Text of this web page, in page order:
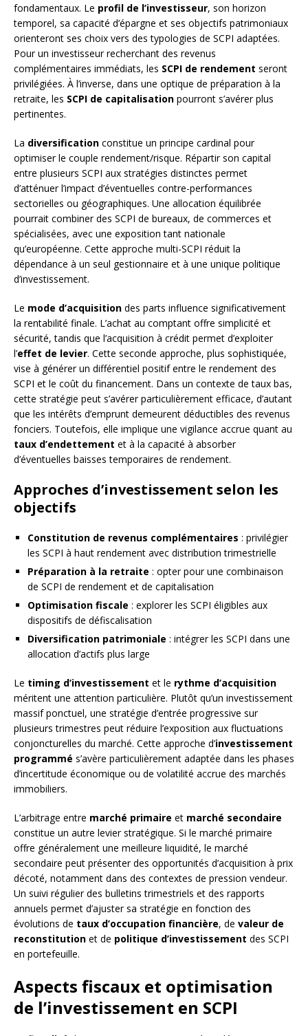
fondamentaux. Le profil de l’investisseur, son horizon
temporel, sa capacité d’épargne et ses objectifs patrimoniaux
orienteront ses choix vers des typologies de SCPI adaptées.
Pour un investisseur recherchant des revenus
complémentaires immédiats, les SCPI de rendement seront
privilégiées. À l’inverse, dans une optique de préparation à la
retraite, les SCPI de capitalisation pourront s’avérer plus
pertinentes.
La diversification constitue un principe cardinal pour
optimiser le couple rendement/risque. Répartir son capital
entre plusieurs SCPI aux stratégies distinctes permet
d’atténuer l’impact d’éventuelles contre-performances
sectorielles ou géographiques. Une allocation équilibrée
pourrait combiner des SCPI de bureaux, de commerces et
spécialisées, avec une exposition tant nationale
qu’européenne. Cette approche multi-SCPI réduit la
dépendance à un seul gestionnaire et à une unique politique
d’investissement.
Le mode d’acquisition des parts influence significativement
la rentabilité finale. L’achat au comptant offre simplicité et
sécurité, tandis que l’acquisition à crédit permet d’exploiter
l’effet de levier. Cette seconde approche, plus sophistiquée,
vise à générer un différentiel positif entre le rendement des
SCPI et le coût du financement. Dans un contexte de taux bas,
cette stratégie peut s’avérer particulièrement efficace, d’autant
que les intérêts d’emprunt demeurent déductibles des revenus
fonciers. Toutefois, elle implique une vigilance accrue quant au
taux d’endettement et à la capacité à absorber
d’éventuelles baisses temporaires de rendement.
Approches d’investissement selon les
objectifs
Constitution de revenus complémentaires : privilégier
les SCPI à haut rendement avec distribution trimestrielle
Préparation à la retraite : opter pour une combinaison
de SCPI de rendement et de capitalisation
Optimisation fiscale : explorer les SCPI éligibles aux
dispositifs de défiscalisation
Diversification patrimoniale : intégrer les SCPI dans une
allocation d’actifs plus large
Le timing d’investissement et le rythme d’acquisition
méritent une attention particulière. Plutôt qu’un investissement
massif ponctuel, une stratégie d’entrée progressive sur
plusieurs trimestres peut réduire l’exposition aux fluctuations
conjoncturelles du marché. Cette approche d’investissement
programmé s’avère particulièrement adaptée dans les phases
d’incertitude économique ou de volatilité accrue des marchés
immobiliers.
L’arbitrage entre marché primaire et marché secondaire
constitue un autre levier stratégique. Si le marché primaire
offre généralement une meilleure liquidité, le marché
secondaire peut présenter des opportunités d’acquisition à prix
décoté, notamment dans des contextes de pression vendeur.
Un suivi régulier des bulletins trimestriels et des rapports
annuels permet d’ajuster sa stratégie en fonction des
évolutions de taux d’occupation financière, de valeur de
reconstitution et de politique d’investissement des SCPI
en portefeuille.
Aspects fiscaux et optimisation
de l’investissement en SCPI